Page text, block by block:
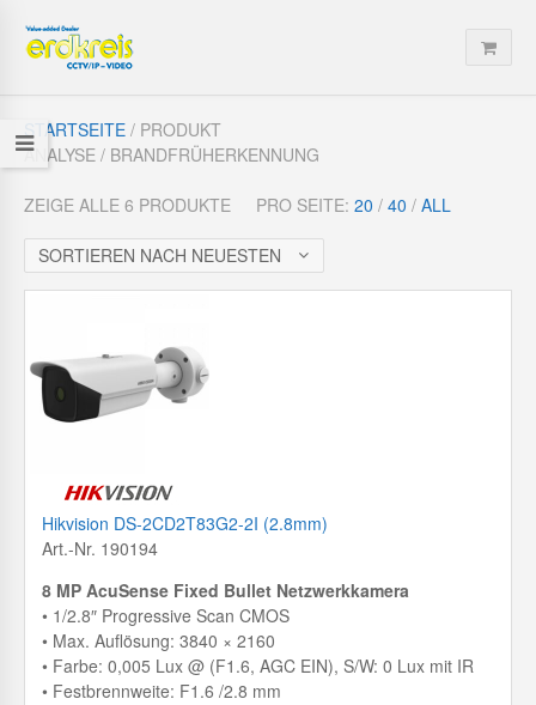
STARTSEITE / PRODUKT
ANALYSE / BRANDFRÜHERKENNUNG
ZEIGE ALLE 6 PRODUKTE PRO SEITE: 20 / 40 / ALL
SORTIEREN NACH NEUESTEN
Hikvision DS-2CD2T83G2-2I (2.8mm)
Art.-Nr. 190194
8 MP AcuSense Fixed Bullet Netzwerkkamera
• 1/2.8″ Progressive Scan CMOS
• Max. Auflösung: 3840 × 2160
• Farbe: 0,005 Lux @ (F1.6, AGC EIN), S/W: 0 Lux mit IR
• Festbrennweite: F1.6 /2.8 mm